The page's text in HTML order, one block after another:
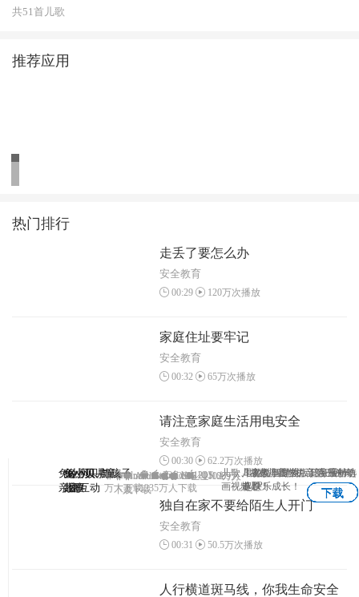
共51首儿歌
推荐应用
兔小贝拼
音
Android IOS
1102万人
下载
3-7岁儿童学拼音第一神奇
APP
下载
兔小贝—与孩子
亲密互动
Android
IOS
1235万人下载
早教益智游戏，陪宝宝一
起快乐成长！
下载
兔小贝
儿歌
Android IOS
1203
万人下载
儿歌、故事、国学、识字原创动
画视频！
下载
兔小贝儿童
故事
Android IOS
1069万
人下载
儿童故事专业版，海量精选
专题！
下载
热门排行
走丢了要怎么办
安全教育
00:29 120万次播放
家庭住址要牢记
安全教育
00:32 65万次播放
请注意家庭生活用电安全
安全教育
00:30 62.2万次播放
独自在家不要给陌生人开门
安全教育
00:31 50.5万次播放
人行横道斑马线，你我生命安全